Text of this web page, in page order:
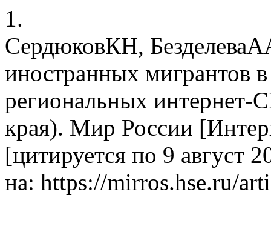
1.
СердюковКН,
иностранных мигрантов
региональных
края). Мир России
[цитируется по 9 август
на: https://mirros.hse.ru/